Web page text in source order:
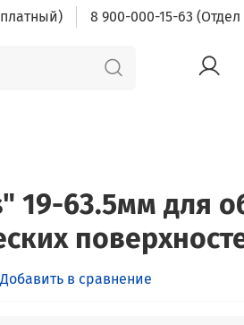
8 900-000-15-63
19-63.5мм для
Добавить в сравнение